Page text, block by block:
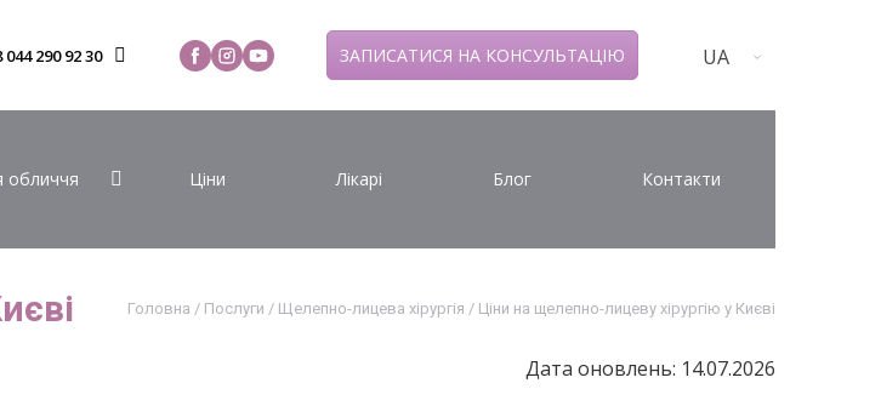
044 290 92 30 ЗАПИСАТИСЯ НА КОНСУЛЬТАЦІЮ UA
обличчя Ціни Лікарі Блог Контакти
Головна / Послуги / Щелепно-лицева хірургія / Ціни на щелепно-лицеву хірургію у Києві
Дата оновлень: 14.07.2026